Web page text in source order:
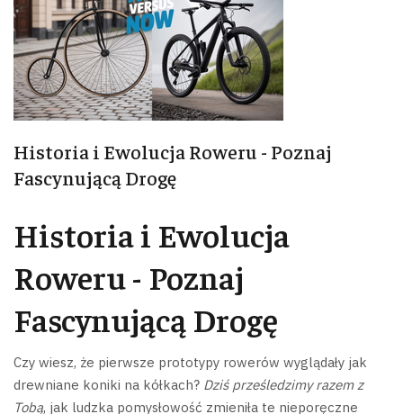
Historia i Ewolucja Roweru - Poznaj
Fascynującą Drogę
Historia i Ewolucja
Roweru - Poznaj
Fascynującą Drogę
Czy wiesz, że pierwsze prototypy rowerów wyglądały jak
drewniane koniki na kółkach? Dziś prześledzimy razem z
Tobą, jak ludzka pomysłowość zmieniła te nieporęczne